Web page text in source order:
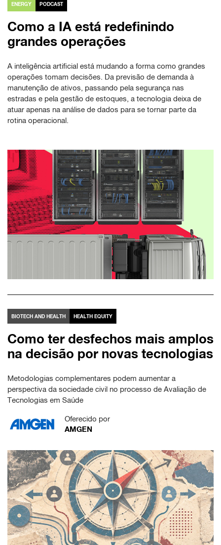
ENERGY PODCAST
Como a IA está redefinindo
grandes operações
A inteligência artificial está mudando a forma como grandes
operações tomam decisões. Da previsão de demanda à
manutenção de ativos, passando pela segurança nas
estradas e pela gestão de estoques, a tecnologia deixa de
atuar apenas na análise de dados para se tornar parte da
rotina operacional.
BIOTECH AND HEALTH HEALTH EQUITY
Como ter desfechos mais amplos
na decisão por novas tecnologias
Metodologias complementares podem aumentar a
perspectiva da sociedade civil no processo de Avaliação de
Tecnologias em Saúde
Oferecido por
AMGEN